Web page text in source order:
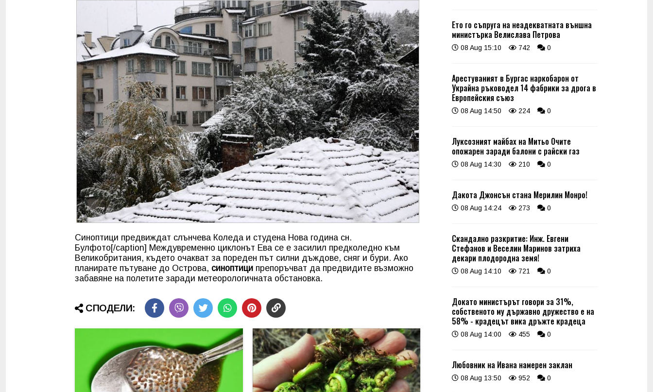
Синоптици предвиждат слънчева Коледа и студена Нова година сн.
Булфото[/caption] Междувременно циклонът Ева се е засилил предколедно към
Великобритания, където очакват за пореден път силни дъждове, сняг и бури. Ако
планирате пътуване до Острова, синоптици препоръчват да предвидите възможно
забавяне на полетите заради метеорологичната обстановка.
СПОДЕЛИ:
Ето го съпруга на неадекватната външна
министърка Велислава Петрова
08 Aug 15:10 742 0
Арестуваният в Бургас наркобарон от
Украйна ръководел 14 фабрики за дрога в
Европейския съюз
08 Aug 14:50 224 0
Луксозният майбах на Митьо Очите
опожарен заради балони с райски газ
08 Aug 14:30 210 0
Дакота Джонсън стана Мерилин Монро!
08 Aug 14:24 273 0
Скандално разкритие: Инж. Евгени
Стефанов и Веселин Маринов затриха
декари плодородна земя!
08 Aug 14:10 721 0
Докато министърът говори за 31%,
собственото му държавно дружество е на
58% - крадецът вика дръжте крадеца
08 Aug 14:00 455 0
Любовник на Ивана намерен заклан
08 Aug 13:50 952 0